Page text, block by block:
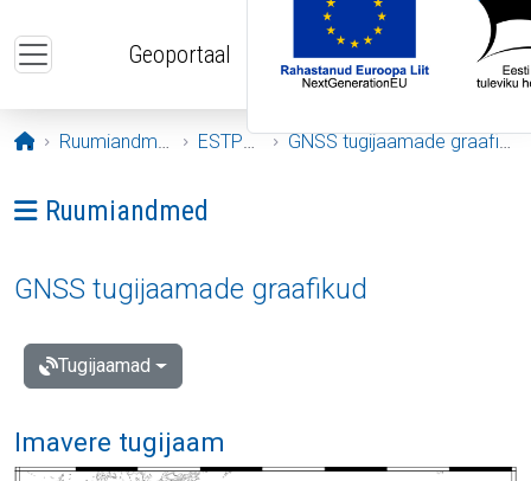
Geoportaal
Avaleht
Ruumiandmed ESTPOS GNSS tugijaamade graafikud
Ava menüü: Ruumiandmed
Ruumiandmed
GNSS tugijaamade graafikud
Tugijaamad
Imavere tugijaam